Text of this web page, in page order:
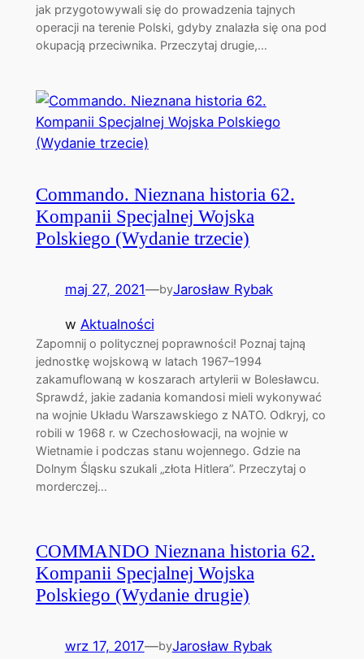
jak przygotowywali się do prowadzenia tajnych
operacji na terenie Polski, gdyby znalazła się ona pod
okupacją przeciwnika. Przeczytaj drugie,…
Commando. Nieznana historia 62.
Kompanii Specjalnej Wojska
Polskiego (Wydanie trzecie)
maj 27, 2021—byJarosław Rybak
w Aktualności
Zapomnij o politycznej poprawności! Poznaj tajną
jednostkę wojskową w latach 1967–1994
zakamuflowaną w koszarach artylerii w Bolesławcu.
Sprawdź, jakie zadania komandosi mieli wykonywać
na wojnie Układu Warszawskiego z NATO. Odkryj, co
robili w 1968 r. w Czechosłowacji, na wojnie w
Wietnamie i podczas stanu wojennego. Gdzie na
Dolnym Śląsku szukali „złota Hitlera”. Przeczytaj o
morderczej…
COMMANDO Nieznana historia 62.
Kompanii Specjalnej Wojska
Polskiego (Wydanie drugie)
wrz 17, 2017—byJarosław Rybak